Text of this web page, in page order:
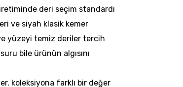
deri seçim standardı
ve siyah klasik kemer
yüzeyi temiz deriler tercih
bile ürünün algısını
koleksiyona farklı bir değer